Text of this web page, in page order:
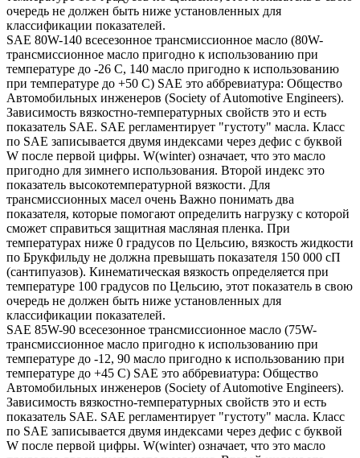
очередь не должен быть ниже установленных для
классификации показателей.
SAE 80W-140 всесезонное трансмиссионное масло (80W-
трансмиссионное масло пригодно к использованию при
температуре до -26 С, 140 масло пригодно к использованию
при температуре до +50 С) SAE это аббревиатура: Общество
Автомобильных инженеров (Society of Automotive Engineers).
Зависимость вязкостно-температурных свойств это и есть
показатель SAE. SAE регламентирует "густоту" масла. Класс
по SAE записывается двумя индексами через дефис с буквой
W после первой цифры. W(winter) означает, что это масло
пригодно для зимнего использования. Второй индекс это
показатель высокотемпературной вязкости. Для
трансмиссионных масел очень Важно понимать два
показателя, которые помогают определить нагрузку с которой
сможет справиться защитная масляная пленка. При
температурах ниже 0 градусов по Цельсию, вязкость жидкости
по Брукфильду не должна превышать показателя 150 000 сП
(сантипуазов). Кинематическая вязкость определяется при
температуре 100 градусов по Цельсию, этот показатель в свою
очередь не должен быть ниже установленных для
классификации показателей.
SAE 85W-90 всесезонное трансмиссионное масло (75W-
трансмиссионное масло пригодно к использованию при
температуре до -12, 90 масло пригодно к использованию при
температуре до +45 С) SAE это аббревиатура: Общество
Автомобильных инженеров (Society of Automotive Engineers).
Зависимость вязкостно-температурных свойств это и есть
показатель SAE. SAE регламентирует "густоту" масла. Класс
по SAE записывается двумя индексами через дефис с буквой
W после первой цифры. W(winter) означает, что это масло